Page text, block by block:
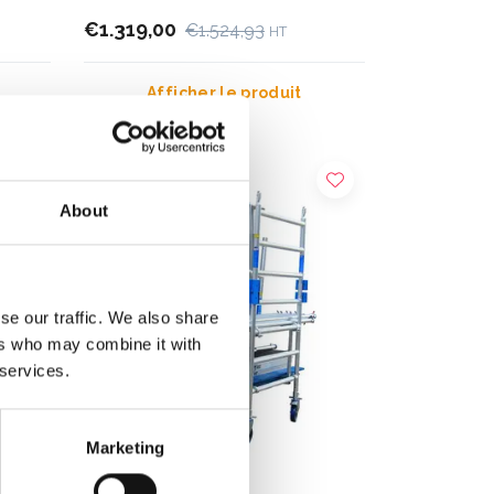
About
our traffic. We also share
who may combine it with
Marketing
€1.319,00 €1.524,93 HT
Afficher le produit